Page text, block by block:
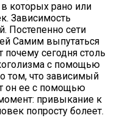
которых рано или
Зависимость
Постепенно сети
Самим выпутаться
сегодня столь
с помощью
том, что зависимый
он ее с помощью
привыкание к
попросту болеет.